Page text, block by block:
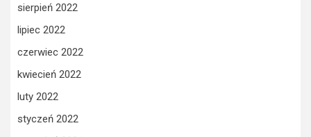
sierpień 2022
lipiec 2022
czerwiec 2022
kwiecień 2022
luty 2022
styczeń 2022